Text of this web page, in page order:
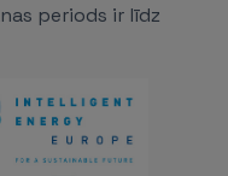
periods ir līdz